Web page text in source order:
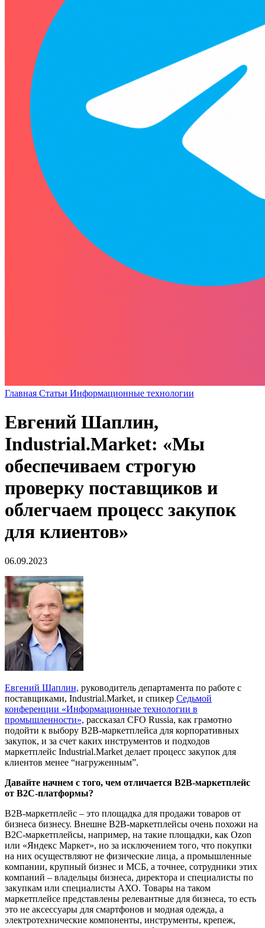
Главная Статьи Информационные технологии
Евгений Шаплин,
Industrial.Market: «Мы
обеспечиваем строгую
проверку поставщиков и
облегчаем процесс закупок
для клиентов»
06.09.2023
Евгений Шаплин, руководитель департамента по работе с
поставщиками, Industrial.Market, и спикер Седьмой
конференции «Информационные технологии в
промышленности», рассказал CFO Russia, как грамотно
подойти к выбору B2B-маркетплейса для корпоративных
закупок, и за счет каких инструментов и подходов
маркетплейс Industrial.Market делает процесс закупок для
клиентов менее “нагруженным”.
Давайте начнем с того, чем отличается B2B-маркетплейс
от B2C-платформы?
B2B-маркетплейс – это площадка для продажи товаров от
бизнеса бизнесу. Внешне B2B-маркетплейсы очень похожи на
B2C-маркетплейсы, например, на такие площадки, как Ozon
или «Яндекс Маркет», но за исключением того, что покупки
на них осуществляют не физические лица, а промышленные
компании, крупный бизнес и МСБ, а точнее, сотрудники этих
компаний – владельцы бизнеса, директора и специалисты по
закупкам или специалисты АХО. Товары на таком
маркетплейсе представлены релевантные для бизнеса, то есть
это не аксессуары для смартфонов и модная одежда, а
электротехнические компоненты, инструменты, крепеж,